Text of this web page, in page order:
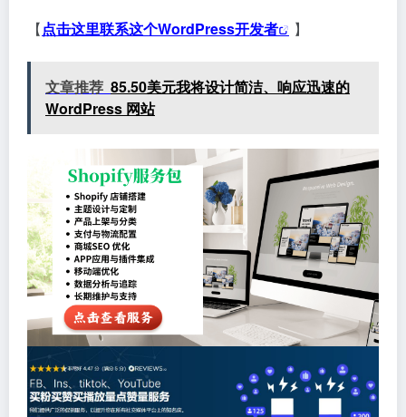
【点击这里联系这个WordPress开发者 】
文章推荐 85.50美元我将设计简洁、响应迅速的
WordPress 网站